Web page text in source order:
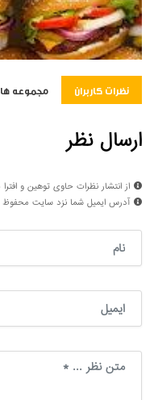
نظرات کاربران مجموعه
ارسال نظر
از انتشار نظرات حاوی توهین و
آدرس ایمیل شما نزد سایت